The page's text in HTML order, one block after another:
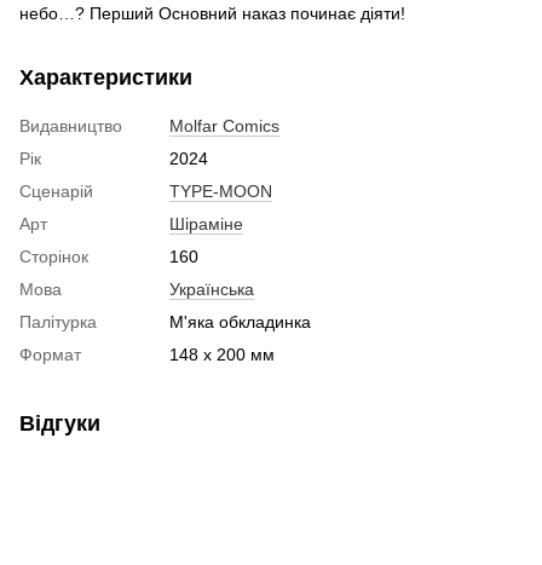
небо…? Перший Основний наказ починає діяти!
Характеристики
Видавництво
Molfar Comics
Рік
2024
Сценарій
TYPE-MOON
Арт
Шіраміне
Сторінок
160
Мова
Українська
Палітурка
М'яка обкладинка
Формат
148 х 200 мм
Відгуки